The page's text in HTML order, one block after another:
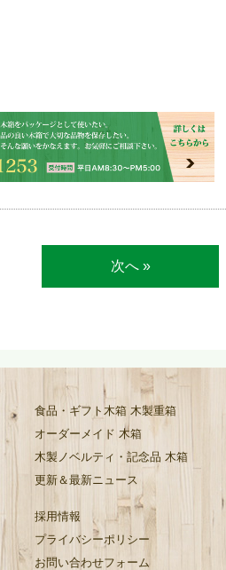
次へ »
食品・ギフト木箱 木製重箱
オーダーメイド 木箱
木製ノベルティ・記念品 木箱
更新＆最新ニュース
採用情報
プライバシーポリシー
お問い合わせフォーム